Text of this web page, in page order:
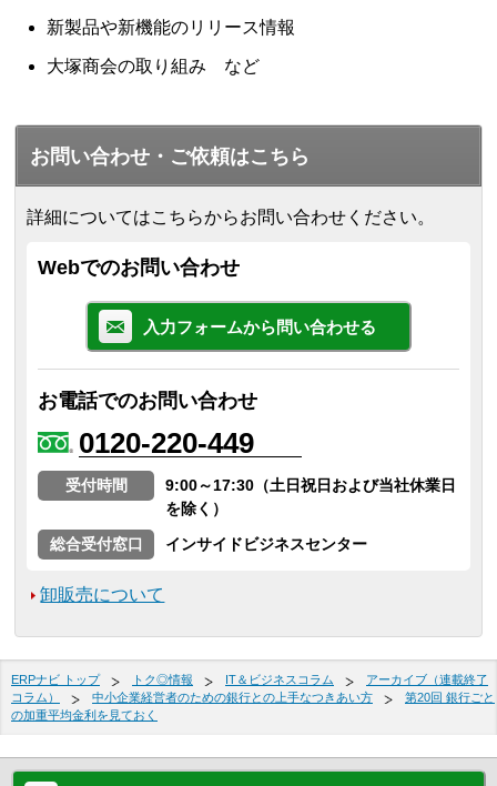
新製品や新機能のリリース情報
大塚商会の取り組み など
お問い合わせ・ご依頼はこちら
詳細についてはこちらからお問い合わせください。
Webでのお問い合わせ
入力フォームから問い合わせる
お電話でのお問い合わせ
0120-220-449
受付時間
9:00～17:30（土日祝日および当社休業日
を除く）
総合受付窓口
インサイドビジネスセンター
卸販売について
ERPナビ トップ トク◎情報 IT＆ビジネスコラム
アーカイブ（連載終了
コラム）
中小企業経営者のための銀行との上手なつきあい方
第20回 銀行ごと
の加重平均金利を見ておく